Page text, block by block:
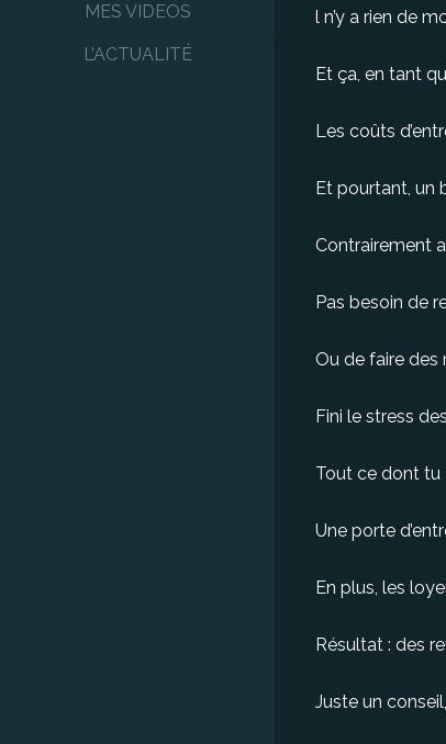
MES VIDEOS
L’ACTUALITÉ
l n’y a rien de
Et ça, en tant
Les coûts
Et pourtant, un
Contrairement
Pas besoin de
Ou de faire
Fini le stress
Tout ce dont tu
Une porte
En plus, les
Résultat : des
Juste un